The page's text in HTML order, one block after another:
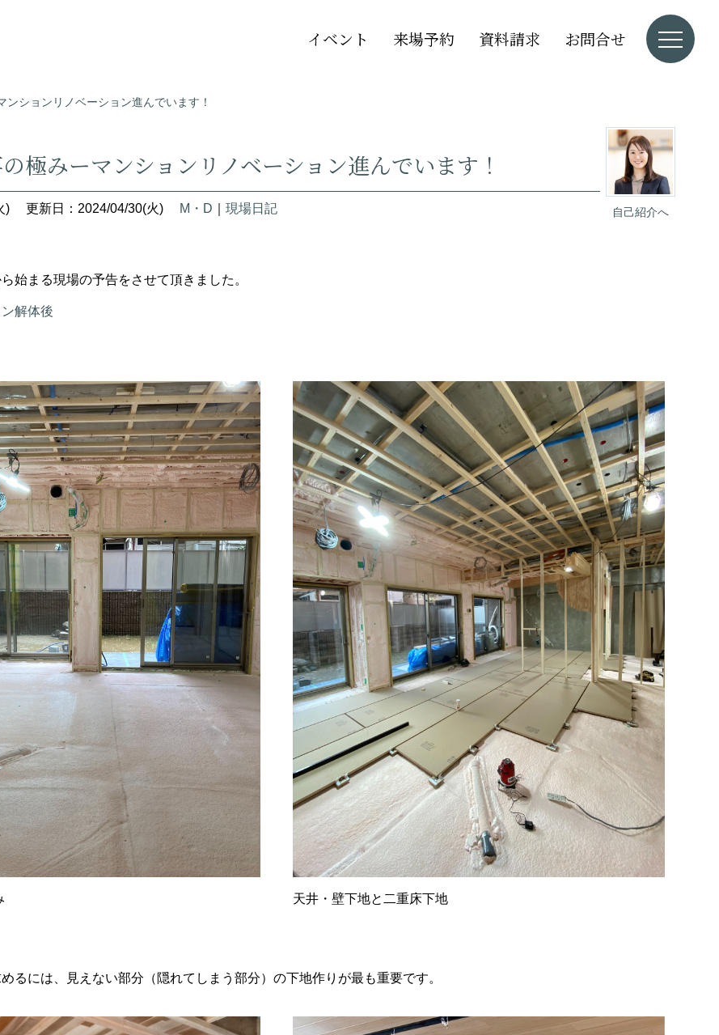
イベント 来場予約 資料請求 お問合せ
ンションリノベーション進んでいます！
自己紹介へ
極みーマンションリノベーション進んでいます！
) 更新日：2024/04/30(火) M・D 現場日記
始まる現場の予告をさせて頂きました。
解体後
天井・壁下地と二重床下地
るには、見えない部分（隠れてしまう部分）の下地作りが最も重要です。